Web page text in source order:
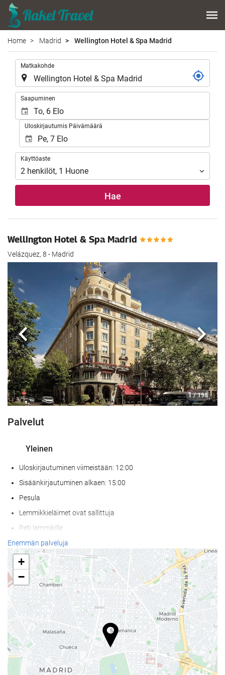
Home Madrid Wellington Hotel & Spa Madrid
Matkakohde
Saapuminen
Uloskirjautumis Päivämäärä
Käyttöaste
Käyttöaste
2 henkilöt, 1 Huone
Hae
Wellington Hotel & Spa Madrid
Velázquez, 8 - Madrid
1 / 198
Edellinen
Palvelut
Yleinen
Uloskirjautuminen viimeistään: 12:00
Sisäänkirjautuminen alkaen: 15:00
Pesula
Lemmikkieläimet ovat sallittuja
Peti lemmikille
Ruokakuppi lemmikille
Ilmastoitu
Lämmitys
Hissi
Huoneissa tupakointi kielletty
Kaikki tilat savuttomia (julkiset ja yksityiset)
Äänieristys huoneissa
Wellness
Enemmän palveluja
+
−